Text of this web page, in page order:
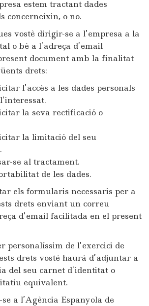
estem tractant dades
concerneixin, o no.
vostè dirigir-se a l’empresa a la
o bé a l’adreça d’email
document amb la finalitat
drets:
l’accés a les dades personals
la seva rectificació o
la limitació del seu
se al tractament.
de les dades.
els formularis necessaris per a
drets enviant un correu
d’email facilitada en el present
personalíssim de l’exercici de
drets vostè haurà d’adjuntar a
del seu carnet d’identitat o
equivalent.
a l’Agència Espanyola de